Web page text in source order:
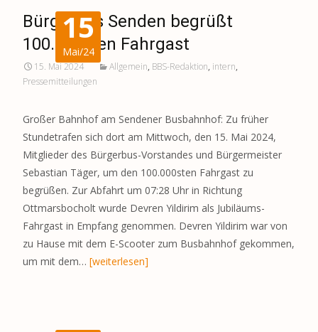
15
Mai/24
Bürgerbus Senden begrüßt
100.000sten Fahrgast
15. Mai 2024 Allgemein, BBS-Redaktion, intern,
Pressemitteilungen
Großer Bahnhof am Sendener Busbahnhof: Zu früher
Stundetrafen sich dort am Mittwoch, den 15. Mai 2024,
Mitglieder des Bürgerbus-Vorstandes und Bürgermeister
Sebastian Täger, um den 100.000sten Fahrgast zu
begrüßen. Zur Abfahrt um 07:28 Uhr in Richtung
Ottmarsbocholt wurde Devren Yildirim als Jubiläums-
Fahrgast in Empfang genommen. Devren Yildirim war von
zu Hause mit dem E-Scooter zum Busbahnhof gekommen,
um mit dem… [weiterlesen]